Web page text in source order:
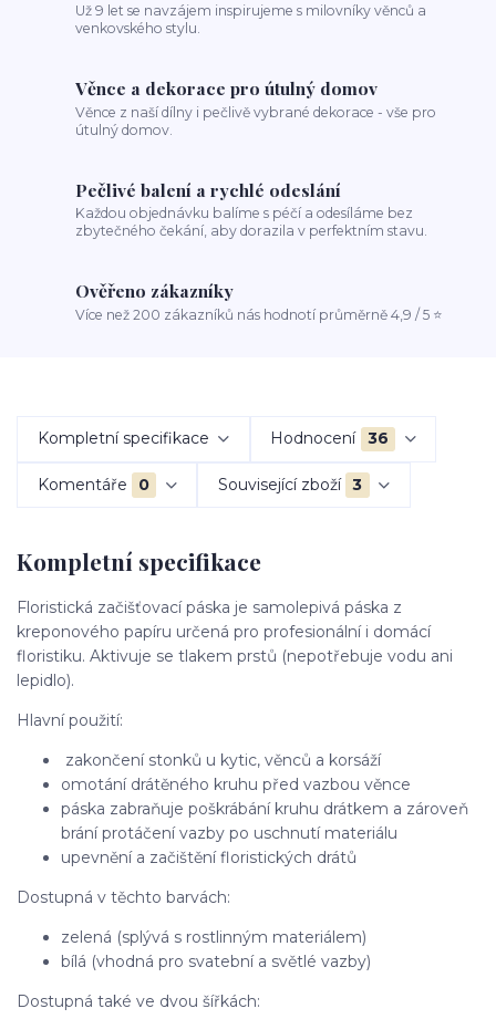
Už 9 let se navzájem inspirujeme s milovníky věnců a
venkovského stylu.
Věnce a dekorace pro útulný domov
Věnce z naší dílny i pečlivě vybrané dekorace - vše pro
útulný domov.
Pečlivé balení a rychlé odeslání
Každou objednávku balíme s péčí a odesíláme bez
zbytečného čekání, aby dorazila v perfektním stavu.
Ověřeno zákazníky
Více než 200 zákazníků nás hodnotí průměrně 4,9 / 5 ⭐
Kompletní specifikace Hodnocení 36
Komentáře 0 Související zboží 3
Kompletní specifikace
Floristická začišťovací páska je samolepivá páska z
kreponového papíru určená pro profesionální i domácí
floristiku. Aktivuje se tlakem prstů (nepotřebuje vodu ani
lepidlo).
Hlavní použití:
zakončení stonků u kytic, věnců a korsáží
omotání drátěného kruhu před vazbou věnce
páska zabraňuje poškrábání kruhu drátkem a zároveň
brání protáčení vazby po uschnutí materiálu
upevnění a začištění floristických drátů
Dostupná v těchto barvách:
zelená (splývá s rostlinným materiálem)
bílá (vhodná pro svatební a světlé vazby)
Dostupná také ve dvou šířkách: